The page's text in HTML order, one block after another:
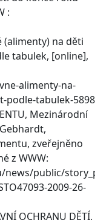
:
(alimenty) na děti
tabulek, [online],
alimenty-na-
podle-tabulek-5898
Mezinárodní
zveřejněno
z WWW:
public/
2009-26-
OCHRANU DĚTÍ,